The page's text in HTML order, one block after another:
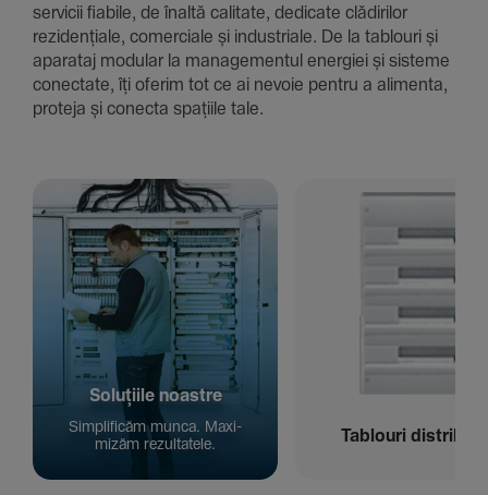
servicii fiabile, de înaltă cali­tate, dedi­cate clădi­rilor
rezi­den­țiale, comer­ciale și indus­triale. De la tablouri și
aparataj modular la managementul energiei și sisteme
conec­tate, îți oferim tot ce ai nevoie pentru a alimenta,
proteja și conecta spațiile tale.
Solu­țiile noastre
Simpli­ficăm munca. Maxi­
mizăm rezul­ta­tele.
Tablouri